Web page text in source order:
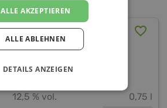
Moskatolino Frizzante
2025
Weinbau Alois & Martin Gangl
12,5 % vol. 0,75 l
ALLE AKZEPTIEREN
ALLE ABLEHNEN
DETAILS ANZEIGEN